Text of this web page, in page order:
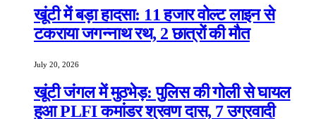
खूंटी में बड़ा हादसा: 11 हजार वोल्ट लाइन से
टकराया जगन्नाथ रथ, 2 छात्रों की मौत
July 20, 2026
खूंटी जंगल में मुठभेड़: पुलिस की गोली से घायल
हुआ PLFI कमांडर श्रवण दास, 7 उग्रवादी